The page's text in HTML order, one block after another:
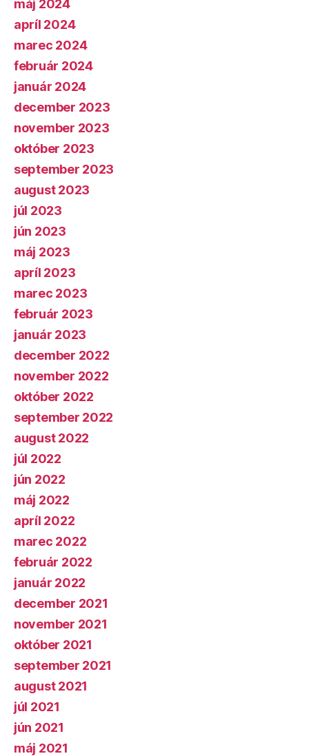
máj 2024
apríl 2024
marec 2024
február 2024
január 2024
december 2023
november 2023
október 2023
september 2023
august 2023
júl 2023
jún 2023
máj 2023
apríl 2023
marec 2023
február 2023
január 2023
december 2022
november 2022
október 2022
september 2022
august 2022
júl 2022
jún 2022
máj 2022
apríl 2022
marec 2022
február 2022
január 2022
december 2021
november 2021
október 2021
september 2021
august 2021
júl 2021
jún 2021
máj 2021